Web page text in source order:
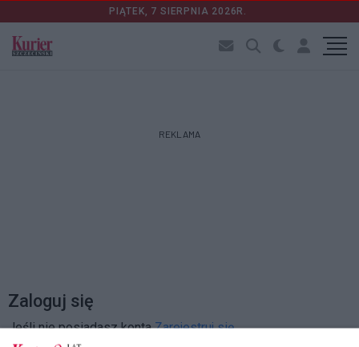
PIĄTEK, 7 SIERPNIA 2026R.
REKLAMA
Zaloguj się
Jeśli nie posiadasz kontaZarejestruj się